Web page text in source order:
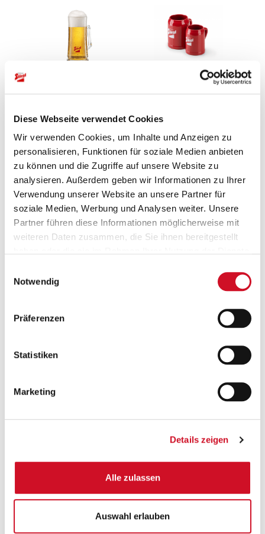
Diese Webseite verwendet Cookies
Wir verwenden Cookies, um Inhalte und Anzeigen zu
personalisieren, Funktionen für soziale Medien anbieten
zu können und die Zugriffe auf unsere Website zu
analysieren. Außerdem geben wir Informationen zu Ihrer
Verwendung unserer Website an unsere Partner für
soziale Medien, Werbung und Analysen weiter. Unsere
Partner führen diese Informationen möglicherweise mit
weiteren Daten zusammen, die Sie ihnen bereitgestellt
Notwendig
Präferenzen
Statistiken
Marketing
Details zeigen
Alle zulassen
Auswahl erlauben
(versch. Größen)
Stiegl Steinkrug rot
(versch. Größen)
Stiegl-Mütze Fold Up
Lieferzeit: 3 - 5 Werktage
Stiegl-Mütze Fold Up
Lieferzeit: 3 - 5 Werktage
Stiegl-Goldbräu Kiste
Lieferzeit: 3 - 5 Werktage